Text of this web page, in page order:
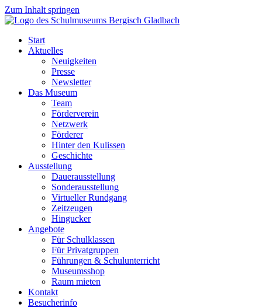
Zum Inhalt springen
Start
Aktuelles
Neuigkeiten
Presse
Newsletter
Das Museum
Team
Förderverein
Netzwerk
Förderer
Hinter den Kulissen
Geschichte
Ausstellung
Dauerausstellung
Sonderausstellung
Virtueller Rundgang
Zeitzeugen
Hingucker
Angebote
Für Schulklassen
Für Privatgruppen
Führungen & Schulunterricht
Museumsshop
Raum mieten
Kontakt
Besucherinfo